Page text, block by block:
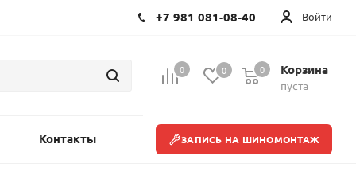
Войти
+7 981 081-08-40
0 0 Корзина
пуста
0
Контакты ЗАПИСЬ НА ШИНОМОНТАЖ